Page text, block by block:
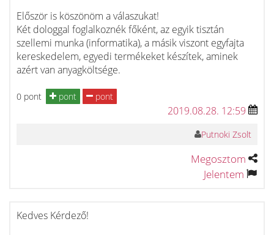
Először is köszönöm a válaszukat!
Két dologgal foglalkoznék főként, az egyik tisztán
szellemi munka (informatika), a másik viszont egyfajta
kereskedelem, egyedi termékeket készítek, aminek
azért van anyagköltsége.
0 pont pont pont
2019.08.28. 12:59
Putnoki Zsolt
Megosztom
Jelentem
Kedves Kérdező!